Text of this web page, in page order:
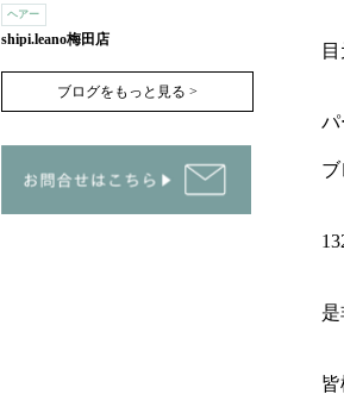
パ
ヘアー
shipi.leano梅田店
ブログをもっと見る >